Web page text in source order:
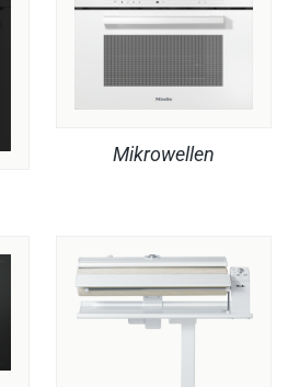
Mikrowellen